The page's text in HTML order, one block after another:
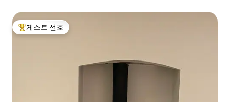
상위 게스트 선호
게스트 선호